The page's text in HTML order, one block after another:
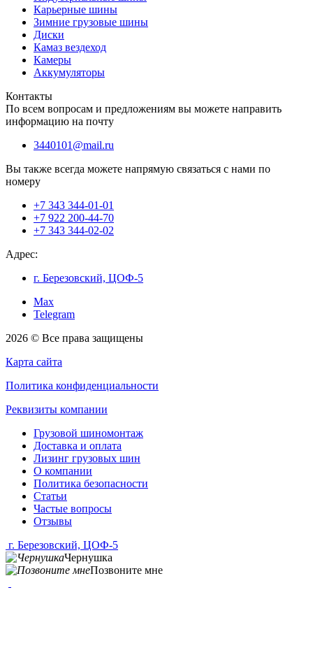
Карьерные шины
Зимние грузовые шины
Диски
Камаз вездеход
Камеры
Аккумуляторы
Контакты
По всем вопросам и предложениям вы можете направить
информацию на почту
3440101@mail.ru
Вы также всегда можете напрямую связаться с нами по
номеру
+7 343 344-01-01
+7 922 200-44-70
+7 343 344-02-02
Адрес:
г. Березовский, ЦОФ-5
Max
Telegram
2026 © Все права защищены
Карта сайта
Политика конфиденциальности
Реквизиты компании
Грузовой шиномонтаж
Доставка и оплата
Лизинг грузовых шин
О компании
Политика безопасности
Статьи
Частые вопросы
Отзывы
г. Березовский, ЦОФ-5
Чернушка
Позвоните мне